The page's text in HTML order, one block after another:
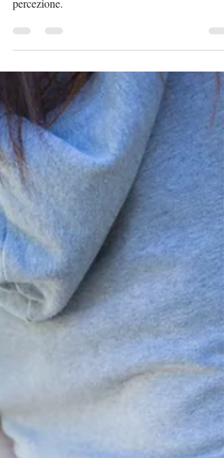
l’attenzione su se stessi, incanalando la propria
percezione.